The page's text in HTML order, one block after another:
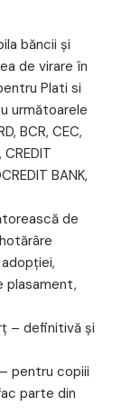
băncii şi
de virare în
Plati si
următoarele
BCR, CEC,
CREDIT
BANK,
de
plasament,
– definitivă şi
pentru copiii
parte din